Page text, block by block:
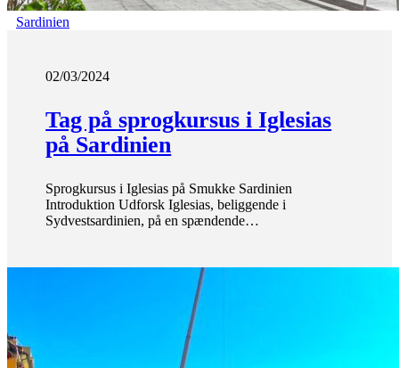
Sardinien
02/03/2024
Tag på sprogkursus i Iglesias
på Sardinien
Sprogkursus i Iglesias på Smukke Sardinien
Introduktion Udforsk Iglesias, beliggende i
Sydvestsardinien, på en spændende…